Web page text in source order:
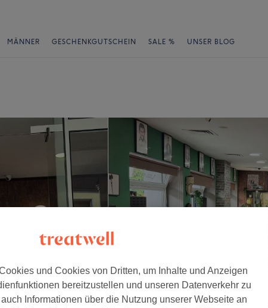
MÄNNER GESCHENKGUTSCHEIN SALE % UNSER BLOG
und Cookies von Dritten, um Inhalte und Anzeigen
bereitzustellen und unseren Datenverkehr zu
Informationen über die Nutzung unserer Webseite an